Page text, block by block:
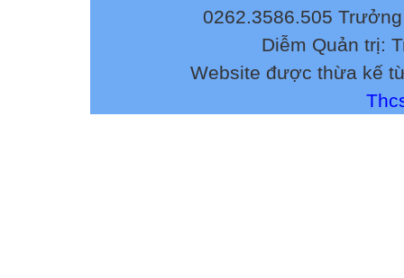
0262.3586.505
Diễm Quản trị:
Website được thừa kế